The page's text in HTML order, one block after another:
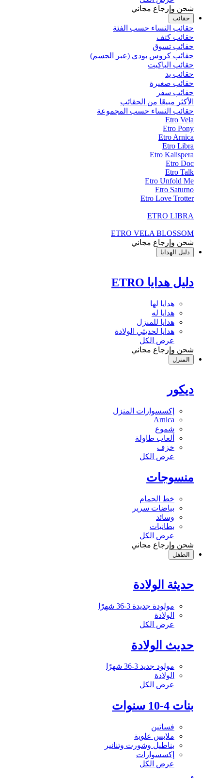
شحن وإرجاع مجاني
حقائب
حقائب النساء حسب الفئة
حقائب كتف
حقائب تسوق
حقائب كروس بودي (عبر الجسم)
حقائب الباكيت
حقائب يد
حقائب صغيرة
حقائب سفر
الأكثر مبيعًا من الحقائب
حقائب النساء حسب المجموعة
Etro Vela
Etro Pony
Etro Arnica
Etro Libra
Etro Kalispera
Etro Doc
Etro Talk
Etro Unfold Me
Etro Saturno
Etro Love Trotter
ETRO LIBRA
ETRO VELA BLOSSOM
شحن وإرجاع مجاني
دليل الهدايا
دليل هدايا ETRO
هدايا لها
هدايا له
هدايا للمنزل
هدايا لحديثي الولادة
عرض الكل
شحن وإرجاع مجاني
المنزل
ديكور
إكسسوارات المنزل
Arnica
شموع
ألعاب طاولة
خزف
عرض الكل
منسوجات
خط الحمام
بياضات سرير
وسائد
بطانيات
عرض الكل
شحن وإرجاع مجاني
الطفل
حديثة الولادة
مولودة جديدة 3-36 شهرًا
الولادة
عرض الكل
حديث الولادة
مولود جديد 3-36 شهرًا
الولادة
عرض الكل
بنات 4-10 سنوات
فساتين
ملابس علوية
بناطيل وشورت وتنانير
إكسسوارات
عرض الكل